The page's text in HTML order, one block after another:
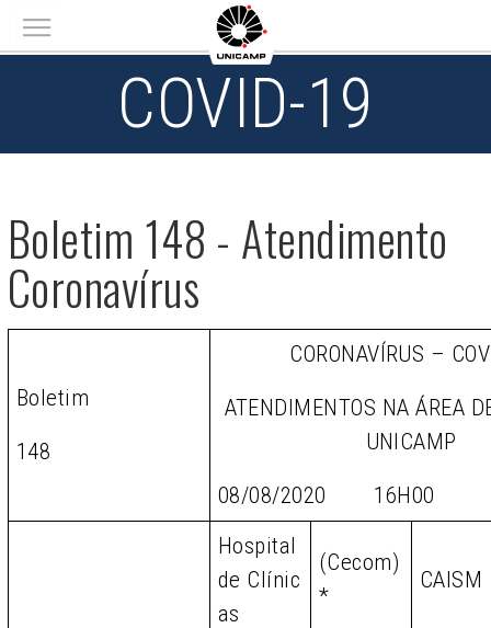
Main menu
COVID-19
Boletim 148 - Atendimento
Coronavírus
Boletim
148
CORONAVÍRUS –
ATENDIMENTOS NA ÁREA
UNICAMP
08/08/2020 16H00
Hospital
de Clínic
as
(Cecom)
*
CAISM